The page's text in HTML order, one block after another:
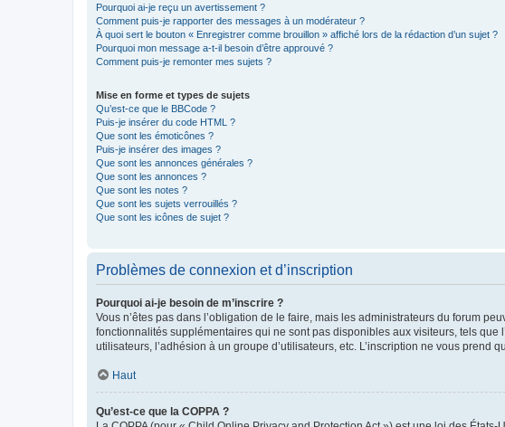
Pourquoi ai-je reçu un avertissement ?
Comment puis-je rapporter des messages à un modérateur ?
À quoi sert le bouton « Enregistrer comme brouillon » affiché lors de la rédaction d’un sujet ?
Pourquoi mon message a-t-il besoin d’être approuvé ?
Comment puis-je remonter mes sujets ?
Mise en forme et types de sujets
Qu’est-ce que le BBCode ?
Puis-je insérer du code HTML ?
Que sont les émoticônes ?
Puis-je insérer des images ?
Que sont les annonces générales ?
Que sont les annonces ?
Que sont les notes ?
Que sont les sujets verrouillés ?
Que sont les icônes de sujet ?
Problèmes de connexion et d’inscription
Pourquoi ai-je besoin de m’inscrire ?
Vous n’êtes pas dans l’obligation de le faire, mais les administrateurs du forum
fonctionnalités supplémentaires qui ne sont pas disponibles aux visiteurs, tels que
utilisateurs, l’adhésion à un groupe d’utilisateurs, etc. L’inscription ne vous prend
Haut
Qu’est-ce que la COPPA ?